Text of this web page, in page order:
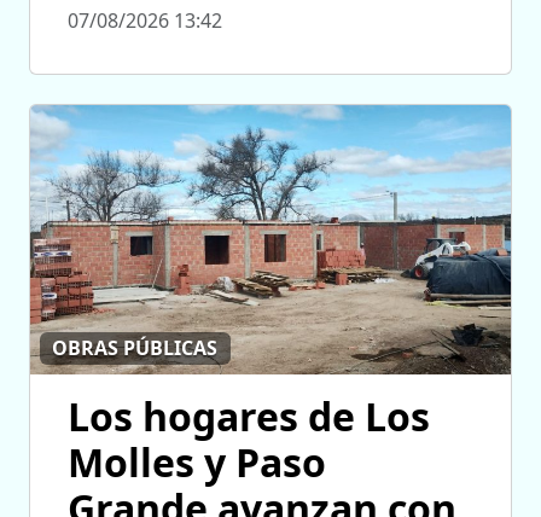
07/08/2026 13:42
OBRAS PÚBLICAS
Los hogares de Los
Molles y Paso